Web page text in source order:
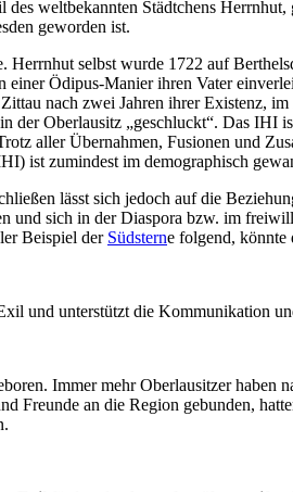
weltbekannten Städtchens Herrnhut,
geworden ist.
selbst wurde 1722 auf
einer Ödipus-Manier ihren Vater
nach zwei Jahren ihrer Existenz,
der Oberlausitz „geschluckt“. Das
aller Übernahmen, Fusionen und
ist zumindest im demographisch
lässt sich jedoch auf die
und sich in der Diaspora bzw. im
Beispiel der Südsterne folgend, könnte
und unterstützt die Kommunikation
Immer mehr Oberlausitzer haben
Freunde an die Region gebunden,